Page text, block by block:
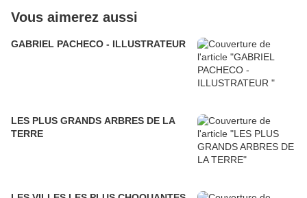
Vous aimerez aussi
GABRIEL PACHECO - ILLUSTRATEUR
LES PLUS GRANDS ARBRES DE LA
TERRE